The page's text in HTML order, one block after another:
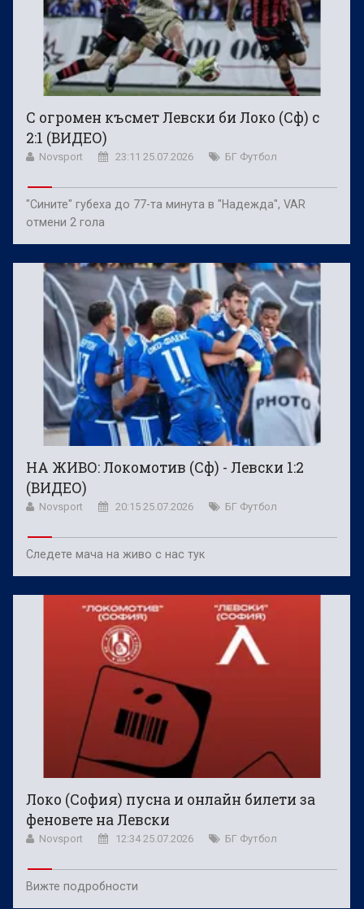
С огромен късмет Левски би Локо (Сф) с
2:1 (ВИДЕО)
Novsport 23:11 25.07.2026 БГ Футбол
"Сините" губеха до 77-та минута в "Надежда", VAR
отмени 2 гола
НА ЖИВО: Локомотив (Сф) - Левски 1:2
(ВИДЕО)
Novsport 20:15 25.07.2026 БГ Футбол
Следете мача на живо с нас тук
Локо (София) пусна и онлайн билети за
феновете на Левски
Novsport 12:34 25.07.2026 БГ Футбол
Вижте подробности